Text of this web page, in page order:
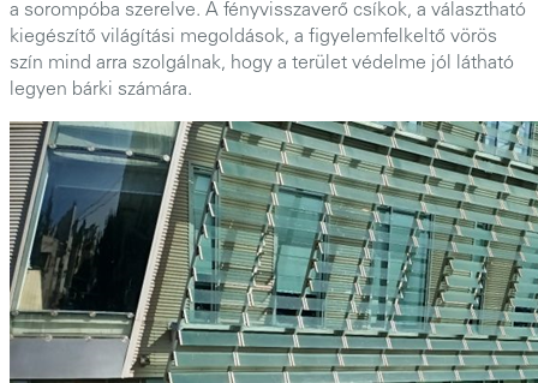
a sorompóba szerelve. A fényvisszaverő csíkok, a választható
kiegészítő világítási megoldások, a figyelemfelkeltő vörös
szín mind arra szolgálnak, hogy a terület védelme jól látható
legyen bárki számára.